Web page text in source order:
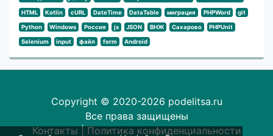
HTML Kotlin cURL DateTime DataTable миграция PHPWord git
Python Windows Россия js JSON ВНЖ Сахарово PHPUnit
Selenium input файл form Android
Copyright © 2020-2026 podelitsa.ru
Все права защищены
Контакты
Политика конфиденциальности